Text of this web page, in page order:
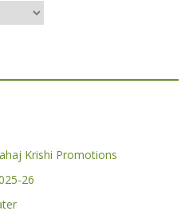
Krishi Promotions
26